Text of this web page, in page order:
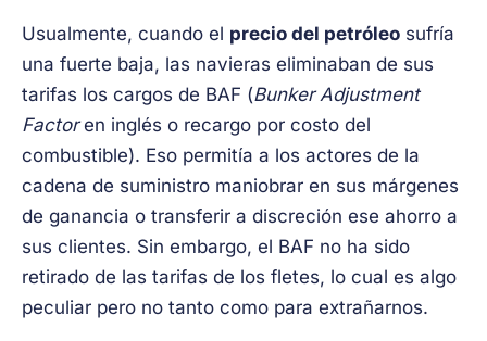
Usualmente, cuando el precio del petróleo sufría
una fuerte baja, las navieras eliminaban de sus
tarifas los cargos de BAF (Bunker Adjustment
Factoren inglés o recargo por costo del
combustible). Eso permitía a los actores de la
cadena de suministro maniobrar en sus márgenes
de ganancia o transferir a discreción ese ahorro a
sus clientes. Sin embargo, el BAF no ha sido
retirado de las tarifas de los fletes, lo cual es algo
peculiar pero no tanto como para extrañarnos.